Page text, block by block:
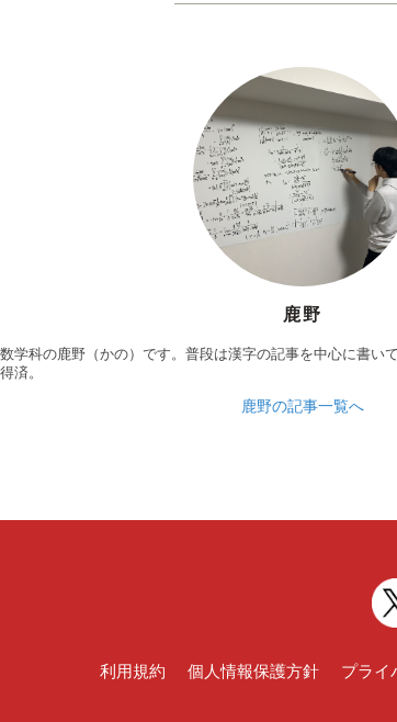
鹿野
学科の鹿野（かの）です。普段は漢字の記事を中心に書い
済。
鹿野の記事一覧へ
利用規約 個人情報保護方針 プライ